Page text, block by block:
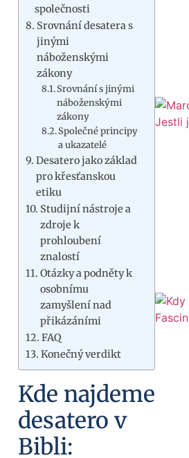
společnosti
Srovnání desatera s
jinými
náboženskými
zákony
Srovnání s jinými
náboženskými
zákony
Společné principy
a ukazatelé
Desatero jako základ
pro křesťanskou
etiku
Studijní nástroje a
zdroje k
prohloubení
znalostí
Otázky a podněty k
osobnímu
zamyšlení nad
přikázáními
FAQ
Konečný verdikt
Kde najdeme
desatero v
Bibli: